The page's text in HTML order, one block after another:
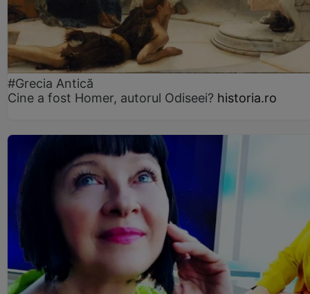
#Grecia Antică
Cine a fost Homer, autorul Odiseei? historia.ro